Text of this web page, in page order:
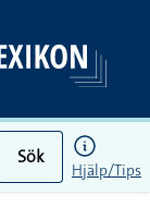
Sök
Hjälp/Tips